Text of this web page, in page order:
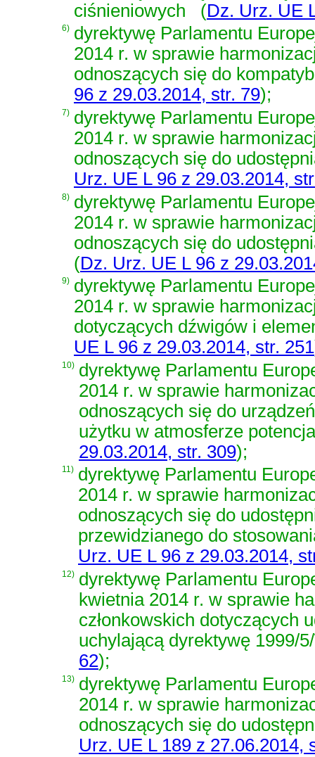
ciśnieniowych (Dz. Urz. UE
6) dyrektywę Parlamentu
2014 r. w sprawie
odnoszących się do
96 z 29.03.2014, str. 79);
7) dyrektywę Parlamentu
2014 r. w sprawie
odnoszących się do
Urz. UE L 96 z 29.03.2014,
8) dyrektywę Parlamentu
2014 r. w sprawie
odnoszących się do
(Dz. Urz. UE L 96 z
9) dyrektywę Parlamentu
2014 r. w sprawie
dotyczących dźwigów i
UE L 96 z 29.03.2014, str. 251
10) dyrektywę Parlamentu
2014 r. w sprawie
odnoszących się do
użytku w atmosferze
29.03.2014, str. 309);
11) dyrektywę Parlamentu
2014 r. w sprawie
odnoszących się do
przewidzianego do
Urz. UE L 96 z 29.03.2014,
12) dyrektywę Parlamentu
kwietnia 2014 r. w sprawie
członkowskich dotyczących
uchylającą dyrektywę 1999/
62);
13) dyrektywę Parlamentu
2014 r. w sprawie
odnoszących się do
Urz. UE L 189 z 27.06.2014,